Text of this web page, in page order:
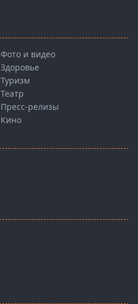
Фото и видео
Здоровье
Туризм
Театр
Пресс-релизы
Кино